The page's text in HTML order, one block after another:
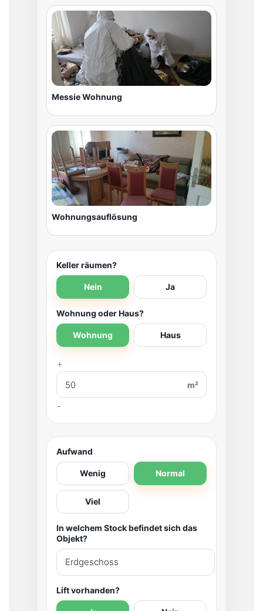
Messie Wohnung
Wohnungsauflösung
Keller räumen?
Nein Ja
Wohnung oder Haus?
Wohnung Haus
m²
Aufwand
Wenig Normal
Viel
In welchem Stock befindet sich das
Objekt?
Lift vorhanden?